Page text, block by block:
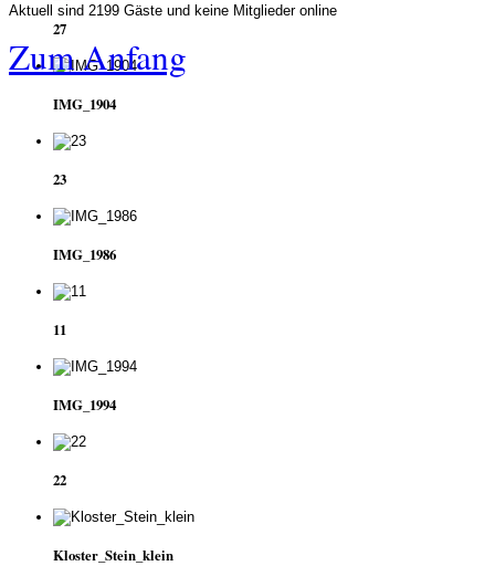
27
IMG_1904
23
IMG_1986
11
IMG_1994
22
Kloster_Stein_klein
Aktuell sind 2199 Gäste und keine Mitglieder online
Zum Anfang